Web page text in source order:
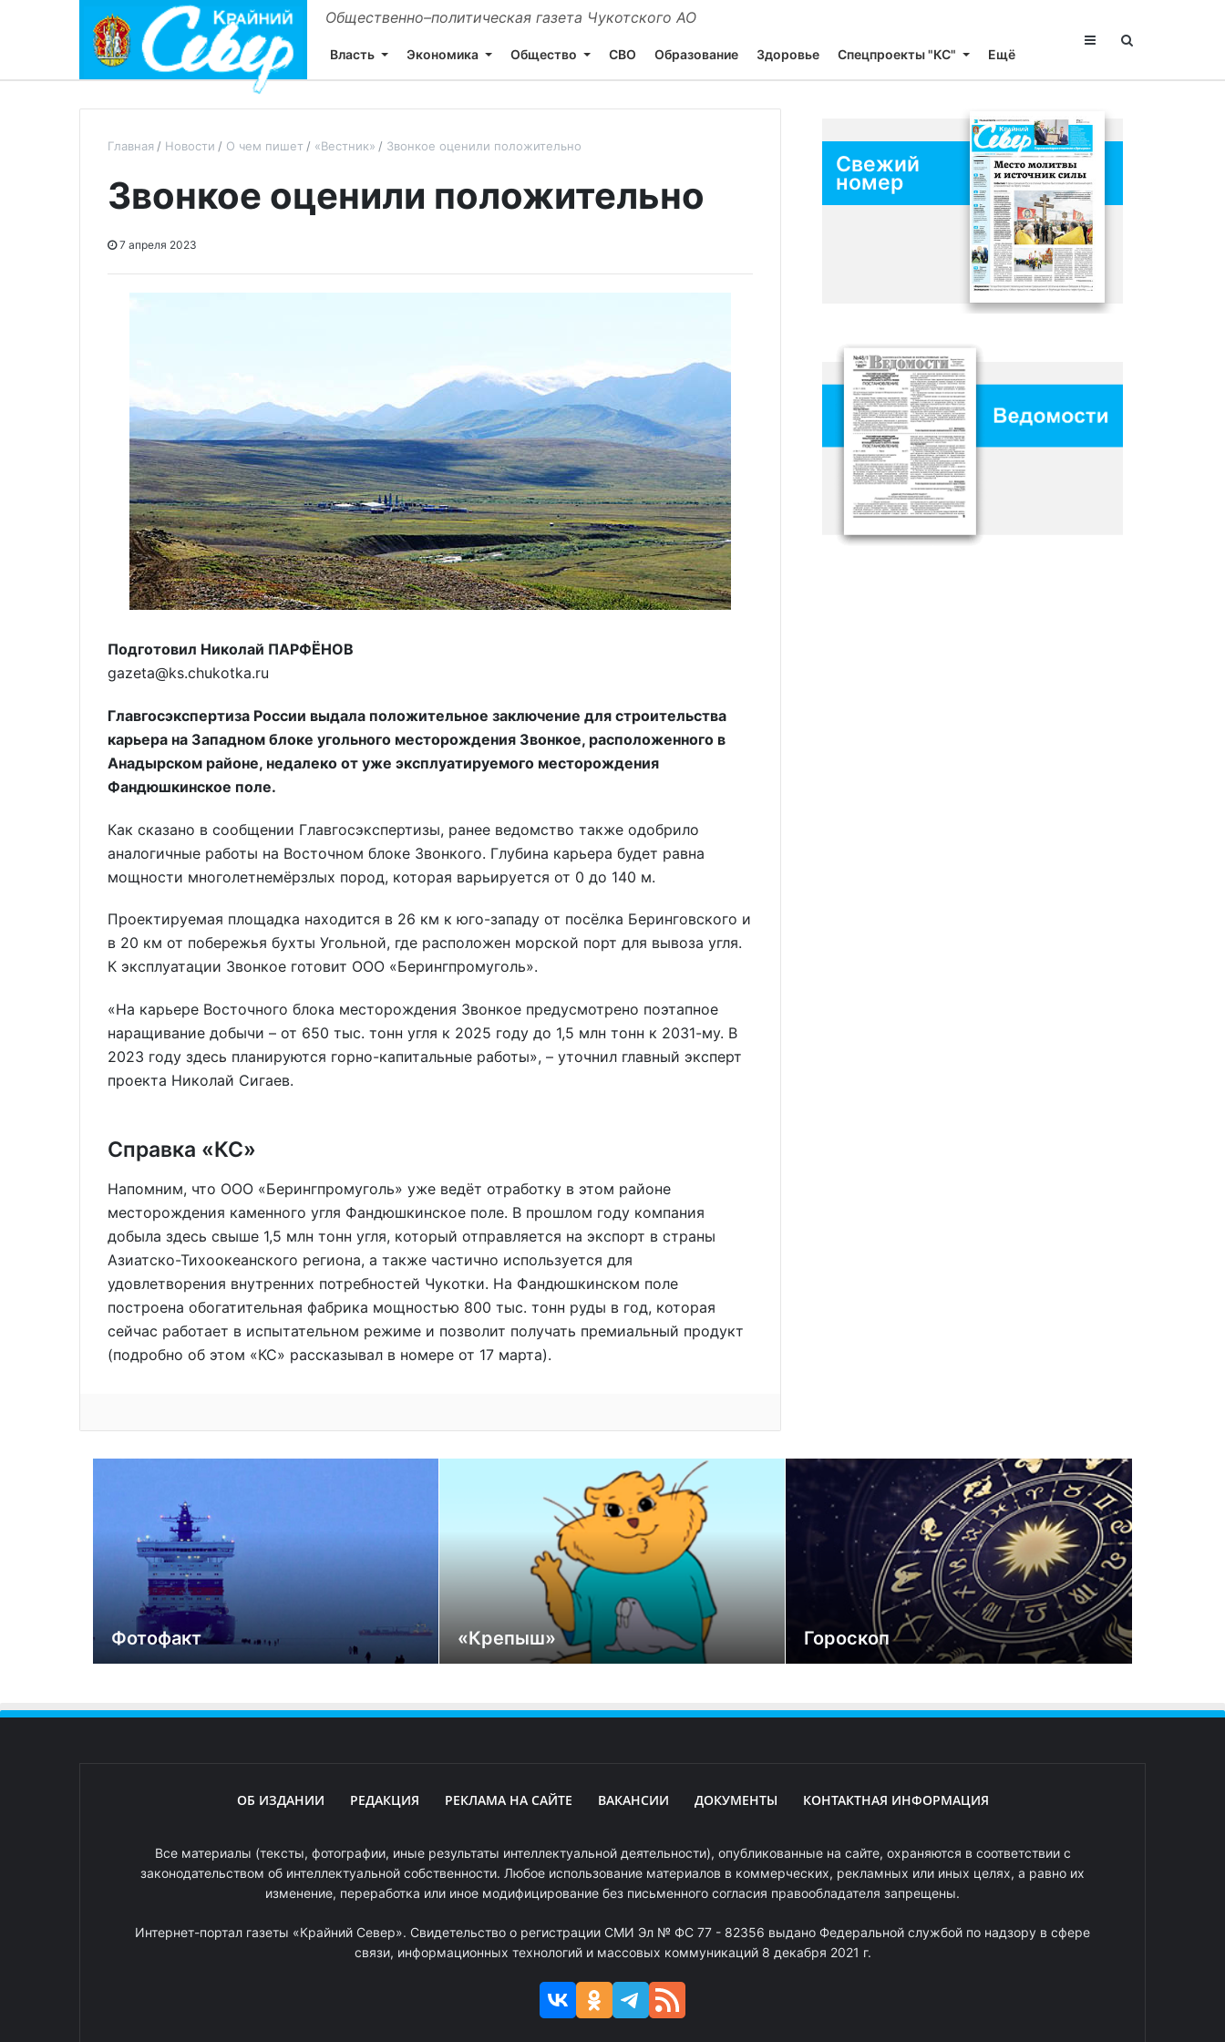
Общественно–политическая газета Чукотского АО
Власть Экономика Общество СВО Образование Здоровье Спецпроекты "КС" Ещё
Главная Новости О чем пишет «Вестник» Звонкое оценили положительно
Звонкое оценили положительно
7 апреля 2023
Подготовил Николай ПАРФЁНОВ
gazeta@ks.chukotka.ru
Главгосэкспертиза России выдала положительное заключение для строительства
карьера на Западном блоке угольного месторождения Звонкое, расположенного в
Анадырском районе, недалеко от уже эксплуатируемого месторождения
Фандюшкинское поле.
Как сказано в сообщении Главгосэкспертизы, ранее ведомство также одобрило
аналогичные работы на Восточном блоке Звонкого. Глубина карьера будет равна
мощности многолетнемёрзлых пород, которая варьируется от 0 до 140 м.
Проектируемая площадка находится в 26 км к юго-западу от посёлка Беринговского и
в 20 км от побережья бухты Угольной, где расположен морской порт для вывоза угля.
К эксплуатации Звонкое готовит ООО «Берингпромуголь».
«На карьере Восточного блока месторождения Звонкое предусмотрено поэтапное
наращивание добычи – от 650 тыс. тонн угля к 2025 году до 1,5 млн тонн к 2031-му. В
2023 году здесь планируются горно-капитальные работы», – уточнил главный эксперт
проекта Николай Сигаев.
Справка «КС»
Напомним, что ООО «Берингпромуголь» уже ведёт отработку в этом районе
месторождения каменного угля Фандюшкинское поле. В прошлом году компания
добыла здесь свыше 1,5 млн тонн угля, который отправляется на экспорт в страны
Азиатско-Тихоокеанского региона, а также частично используется для
удовлетворения внутренних потребностей Чукотки. На Фандюшкинском поле
построена обогатительная фабрика мощностью 800 тыс. тонн руды в год, которая
сейчас работает в испытательном режиме и позволит получать премиальный продукт
(подробно об этом «КС» рассказывал в номере от 17 марта).
Свежий
номер
Фотофакт «Крепыш» Гороскоп
ОБ ИЗДАНИИ РЕДАКЦИЯ РЕКЛАМА НА САЙТЕ ВАКАНСИИ ДОКУМЕНТЫ КОНТАКТНАЯ ИНФОРМАЦИЯ
Все материалы (тексты, фотографии, иные результаты интеллектуальной деятельности), опубликованные на сайте, охраняются в соответствии с
законодательством об интеллектуальной собственности. Любое использование материалов в коммерческих, рекламных или иных целях, а равно их
изменение, переработка или иное модифицирование без письменного согласия правообладателя запрещены.
Интернет-портал газеты «Крайний Север». Свидетельство о регистрации СМИ Эл № ФС 77 - 82356 выдано Федеральной службой по надзору в сфере
связи, информационных технологий и массовых коммуникаций 8 декабря 2021 г.